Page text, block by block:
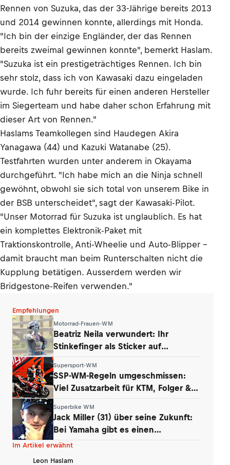
Rennen von Suzuka, das der 33-Jährige bereits 2013
und 2014 gewinnen konnte, allerdings mit Honda.
"Ich bin der einzige Engländer, der das Rennen
bereits zweimal gewinnen konnte", bemerkt Haslam.
"Suzuka ist ein prestigeträchtiges Rennen. Ich bin
sehr stolz, dass ich von Kawasaki dazu eingeladen
wurde. Ich fuhr bereits für einen anderen Hersteller
im Siegerteam und habe daher schon Erfahrung mit
dieser Art von Rennen."
Haslams Teamkollegen sind Haudegen Akira
Yanagawa (44) und Kazuki Watanabe (25).
Testfahrten wurden unter anderem in Okayama
durchgeführt. "Ich habe mich an die Ninja schnell
gewöhnt, obwohl sie sich total von unserem Bike in
der BSB unterscheidet", sagt der Kawasaki-Pilot.
"Unser Motorrad für Suzuka ist unglaublich. Es hat
ein komplettes Elektronik-Paket mit
Traktionskontrolle, Anti-Wheelie und Auto-Blipper –
damit braucht man beim Runterschalten nicht die
Kupplung betätigen. Ausserdem werden wir
Bridgestone-Reifen verwenden."
Empfehlungen
Motorrad-Frauen-WM
Beatriz Neila verwundert: Ihr
Stinkefinger als Sticker auf
Supersport-WM
SSP-WM-Regeln umgeschmissen:
Viel Zusatzarbeit für KTM, Folger &
Superbike WM
Jack Miller (31) über seine Zukunft:
Bei Yamaha gibt es einen
Whistleblower
Im Artikel erwähnt
Leon Haslam